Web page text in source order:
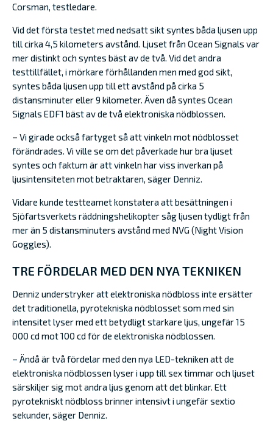
Corsman, testledare.
Vid det första testet med nedsatt sikt syntes båda ljusen upp
till cirka 4,5 kilometers avstånd. Ljuset från Ocean Signals var
mer distinkt och syntes bäst av de två. Vid det andra
testtillfället, i mörkare förhållanden men med god sikt,
syntes båda ljusen upp till ett avstånd på cirka 5
distansminuter eller 9 kilometer. Även då syntes Ocean
Signals EDF1 bäst av de två elektroniska nödblossen.
– Vi girade också fartyget så att vinkeln mot nödblosset
förändrades. Vi ville se om det påverkade hur bra ljuset
syntes och faktum är att vinkeln har viss inverkan på
ljusintensiteten mot betraktaren, säger Denniz.
Vidare kunde testteamet konstatera att besättningen i
Sjöfartsverkets räddningshelikopter såg ljusen tydligt från
mer än 5 distansminuters avstånd med NVG (Night Vision
Goggles).
TRE FÖRDELAR MED DEN NYA TEKNIKEN
Denniz understryker att elektroniska nödbloss inte ersätter
det traditionella, pyrotekniska nödblosset som med sin
intensitet lyser med ett betydligt starkare ljus, ungefär 15
000 cd mot 100 cd för de elektroniska nödblossen.
– Ändå är två fördelar med den nya LED-tekniken att de
elektroniska nödblossen lyser i upp till sex timmar och ljuset
särskiljer sig mot andra ljus genom att det blinkar. Ett
pyrotekniskt nödbloss brinner intensivt i ungefär sextio
sekunder, säger Denniz.